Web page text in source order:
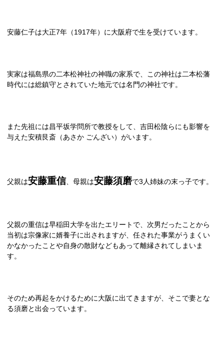
安藤仁子は大正7年（1917年）に大阪府で生を受けています。
実家は福島県の二本松神社の神職の家系で、この神社は二本松藩
時代には総鎮守とされていた地元では名門の神社です。
また先祖には昌平坂学問所で教授をして、吉田松陰らにも影響を
与えた安積艮斎（あさか ごんざい）がいます。
父親は安藤重信 、母親は安藤須磨で3人姉妹の末っ子です。
父親の重信は早稲田大学を出たエリートで、次男だったことから
当初は宗像家に婿養子に出されますが、任された事業がうまくい
かなかったことや自身の散財などもあって離縁されてしまいま
す。
そのため再起をかけるために大阪に出てきますが、そこで妻とな
る須磨と出会っています。